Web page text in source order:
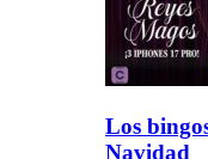
Los
Navidad